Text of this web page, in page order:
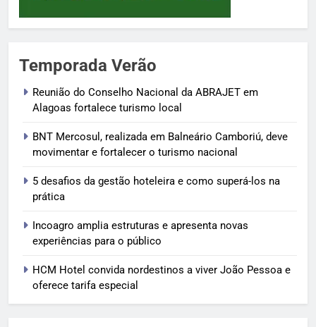
Temporada Verão
Reunião do Conselho Nacional da ABRAJET em
Alagoas fortalece turismo local
BNT Mercosul, realizada em Balneário Camboriú, deve
movimentar e fortalecer o turismo nacional
5 desafios da gestão hoteleira e como superá-los na
prática
Incoagro amplia estruturas e apresenta novas
experiências para o público
HCM Hotel convida nordestinos a viver João Pessoa e
oferece tarifa especial